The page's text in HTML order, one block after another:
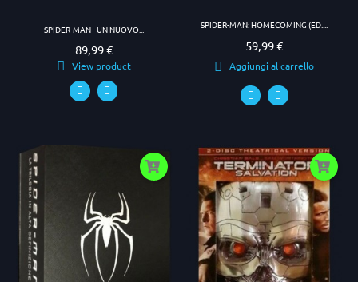
SPIDER-MAN - UN NUOVO...
Prezzo
89,99 €
View product
SPIDER-MAN: HOMECOMING (ED....
Prezzo
59,99 €
Aggiungi al carrello